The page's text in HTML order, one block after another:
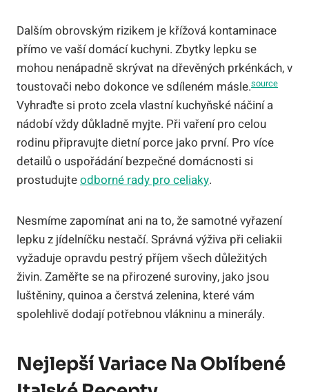
Dalším obrovským rizikem je křížová kontaminace
přímo ve vaší domácí kuchyni. Zbytky lepku se
mohou nenápadně skrývat na dřevěných prkénkách, v
toustovači nebo dokonce ve sdíleném másle.source
Vyhraďte si proto zcela vlastní kuchyňské náčiní a
nádobí vždy důkladně myjte. Při vaření pro celou
rodinu připravujte dietní porce jako první. Pro více
detailů o uspořádání bezpečné domácnosti si
prostudujteodborné rady pro celiaky.
Nesmíme zapomínat ani na to, že samotné vyřazení
lepku z jídelníčku nestačí. Správná výživa při celiakii
vyžaduje opravdu pestrý příjem všech důležitých
živin. Zaměřte se na přirozené suroviny, jako jsou
luštěniny, quinoa a čerstvá zelenina, které vám
spolehlivě dodají potřebnou vlákninu a minerály.
Nejlepší Variace Na Oblíbené